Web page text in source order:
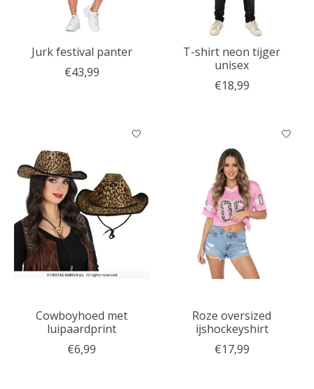
Jurk festival panter
€43,99
T-shirt neon tijger
unisex
€18,99
Cowboyhoed met
luipaardprint
€6,99
Roze oversized
ijshockeyshirt
€17,99